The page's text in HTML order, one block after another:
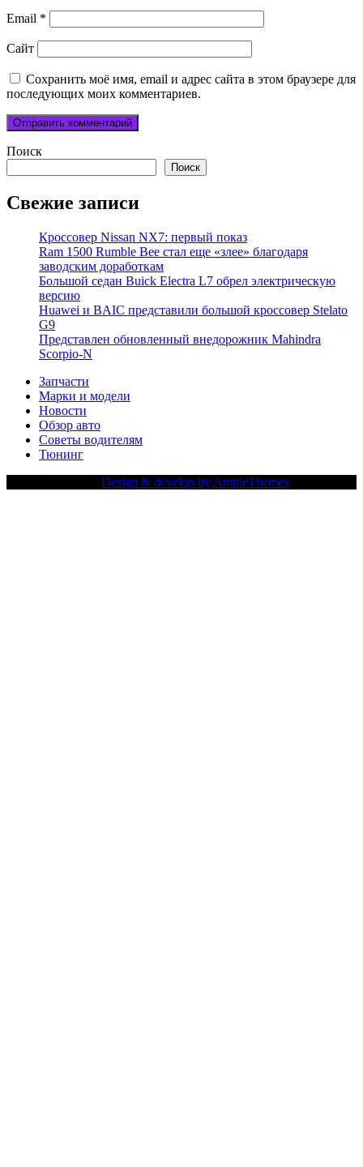
Email *
Сайт
Сохранить моё имя, email и адрес сайта в этом браузере для
последующих моих комментариев.
Поиск
Поиск
Свежие записи
Кроссовер Nissan NX7: первый показ
Ram 1500 Rumble Bee стал еще «злее» благодаря
заводским доработкам
Большой седан Buick Electra L7 обрел электрическую
версию
Huawei и BAIC представили большой кроссовер Stelato
G9
Представлен обновленный внедорожник Mahindra
Scorpio-N
Запчасти
Марки и модели
Новости
Обзор авто
Советы водителям
Тюнинг
Design & develop by AmpleThemes